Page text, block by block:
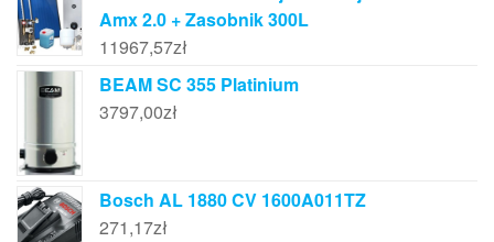
Amx 2.0 + Zasobnik 300L
11967,57zł
BEAM SC 355 Platinium
3797,00zł
Bosch AL 1880 CV 1600A011TZ
271,17zł